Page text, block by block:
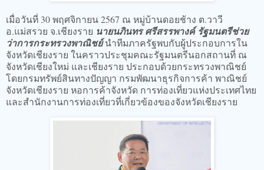
เมื่อวันที่ 30 พฤศจิกายน 2567 ณ หมู่บ้านดอยช้าง ต.วาวี
อ.แม่สรวย จ.เชียงราย นายนภินทร ศรีสรรพางค์ รัฐมนตรีช่วย
ว่าการกระทรวงพาณิชย์นำทีมภาครัฐพบกับผู้ประกอบการใน
จังหวัดเชียงราย ในคราวประชุมคณะรัฐมนตรีนอกสถานที่ ณ
จังหวัดเชียงใหม่ และเชียงราย ประกอบด้วยกระทรวงพาณิชย์
โดยกรมทรัพย์สินทางปัญญา กรมพัฒนาธุรกิจการค้า พาณิชย์
จังหวัดเชียงราย หอการค้าจังหวัด การท่องเที่ยวแห่งประเทศไทย
และสำนักงานการท่องเที่ยวที่เกี่ยวข้องของจังหวัดเชียงราย